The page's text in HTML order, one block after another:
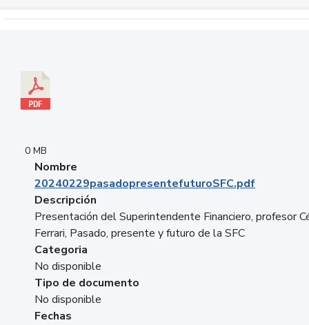
0 MB
Nombre
20240229pasadopresentefuturoSFC.pdf
Descripción
Presentación del Superintendente Financiero, profesor
Ferrari, Pasado, presente y futuro de la SFC
Categoria
No disponible
Tipo de documento
No disponible
Fechas